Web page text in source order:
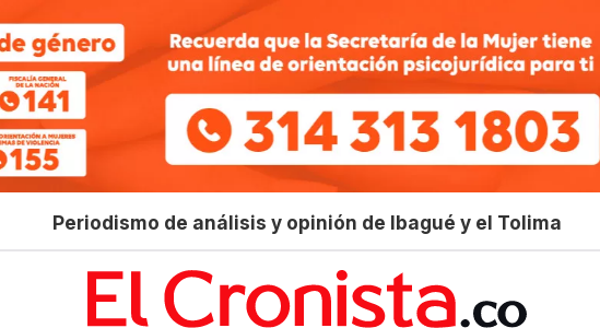
Periodismo de análisis y opinión de Ibagué y el Tolima